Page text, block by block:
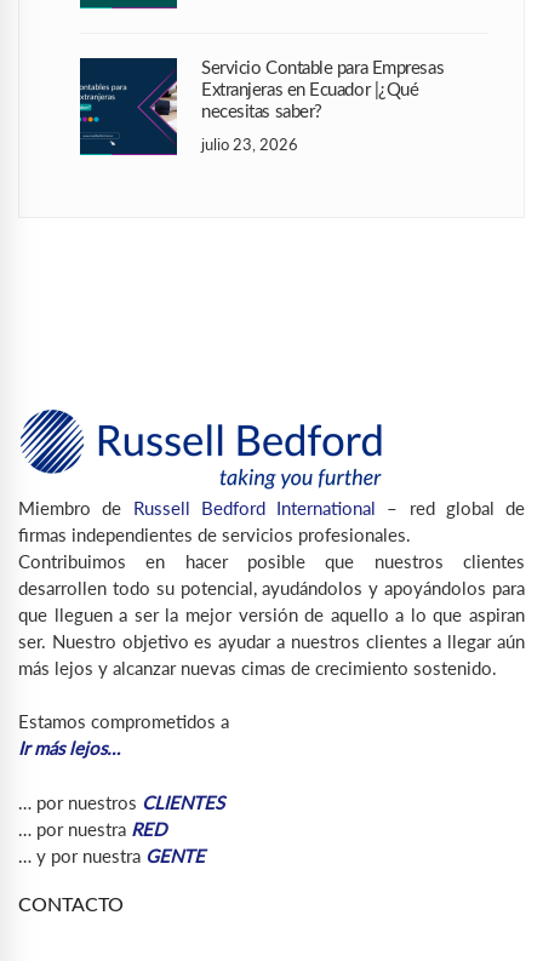
Servicio Contable para Empresas
Extranjeras en Ecuador |¿Qué
necesitas saber?
julio 23, 2026
Miembro de Russell Bedford International – red global de
firmas independientes de servicios profesionales.
Contribuimos en hacer posible que nuestros clientes
desarrollen todo su potencial, ayudándolos y apoyándolos para
que lleguen a ser la mejor versión de aquello a lo que aspiran
ser. Nuestro objetivo es ayudar a nuestros clientes a llegar aún
más lejos y alcanzar nuevas cimas de crecimiento sostenido.
Estamos comprometidos a
Ir más lejos…
… por nuestros CLIENTES
… por nuestra RED
… y por nuestra GENTE
CONTACTO